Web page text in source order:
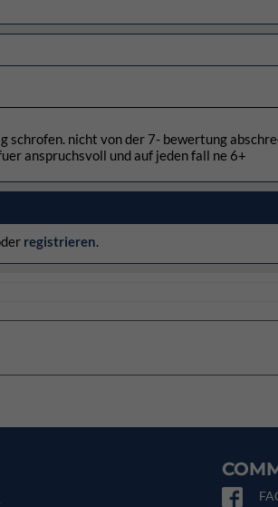
nicht von der 7- bewertung
anspruchsvoll und auf jeden fall ne 6+
registrieren.